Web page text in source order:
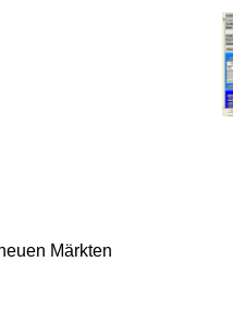
Märkten